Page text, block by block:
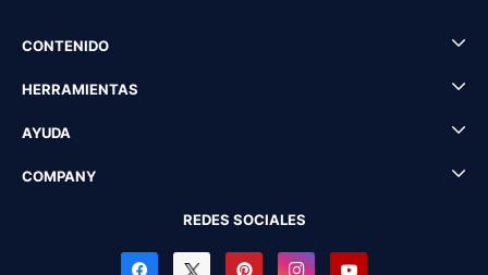
CONTENIDO
HERRAMIENTAS
AYUDA
COMPANY
REDES SOCIALES